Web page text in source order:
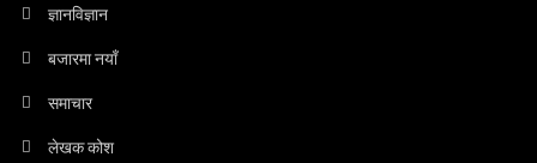
ज्ञानविज्ञान
बजारमा नयाँ
समाचार
लेखक कोश